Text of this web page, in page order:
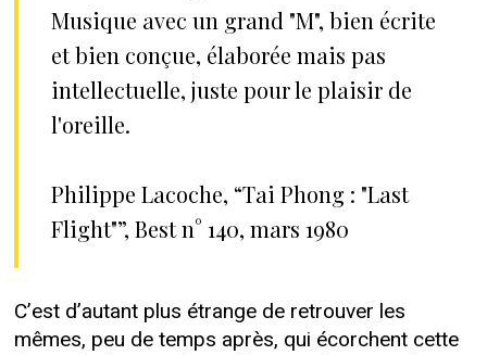
Musique avec un grand "M", bien écrite
et bien conçue, élaborée mais pas
intellectuelle, juste pour le plaisir de
l'oreille.
Philippe Lacoche, “Tai Phong : "Last
Flight"”, Best n° 140, mars 1980
C’est d’autant plus étrange de retrouver les
mêmes, peu de temps après, qui écorchent cette